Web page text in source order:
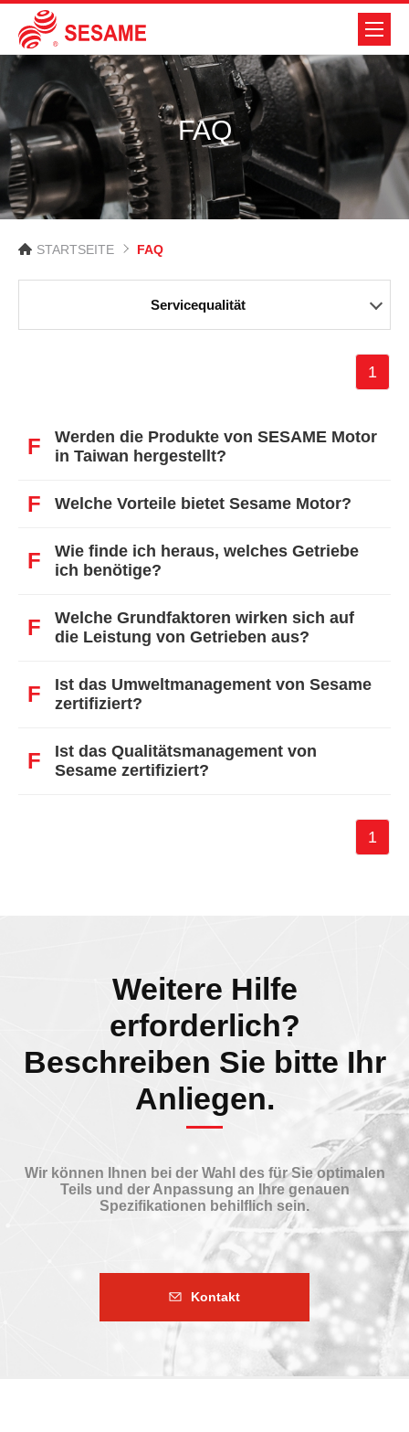
FAQ
STARTSEITE FAQ
Servicequalität
1
F
Werden die Produkte von SESAME Motor
in Taiwan hergestellt?
F Welche Vorteile bietet Sesame Motor?
F
Wie finde ich heraus, welches Getriebe
ich benötige?
F
Welche Grundfaktoren wirken sich auf
die Leistung von Getrieben aus?
F
Ist das Umweltmanagement von Sesame
zertifiziert?
F
Ist das Qualitätsmanagement von
Sesame zertifiziert?
1
Weitere Hilfe
erforderlich?
Beschreiben Sie bitte Ihr
Anliegen.
Wir können Ihnen bei der Wahl des für Sie optimalen
Teils und der Anpassung an Ihre genauen
Spezifikationen behilflich sein.
Kontakt